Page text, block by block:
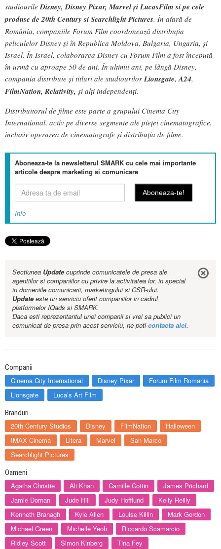
studiourile Disney, Disney Pixar, Marvel și LucasFilm si pe cele
produse de 20th Century si Searchlight Pictures. În afară de
România, companiile Forum Film coordonează distribuţia
peliculelor Disney şi în Republica Moldova, Bulgaria, Ungaria, şi
Israel. În Israel, colaborarea Disney cu Forum Film a fost începută
în urmă cu aproape 50 de ani. În ultimii ani, pe lângă Disney,
compania distribuie şi titluri ale studiourilor Lionsgate, A24,
FilmNation, Relativity, şi alţi independenţi.
Distribuitorul de filme este parte a grupului Cinema City
International, activ pe diverse segmente ale pieţei cinematografice,
inclusiv operarea de cinematografe şi distribuţia de filme.
Aboneaza-te la newsletterul SMARK cu cele mai importante
articole despre marketing si comunicare
Info
Sectiunea Updatecuprinde comunicatele de presa ale
agentiilor si companiilor cu privire la activitatea lor, in special
in domeniile comunicarii, marketingului si CSR-ului.
Updateeste un serviciu oferit companiilor in cadrul
platformelor IQads si SMARK.
Daca esti reprezentantul unei companii si vrei sa publici un
comunicat de presa prin acest serviciu, ne poticontacta aici.
Companii
Cinema City International Disney Pixar
Forum Film Romania
Lionsgate
Luca’s Art Film
Branduri
20th Century Studios Disney FilmNation
Halloween
IMAX Cinema
Litera Marvel
San Marco
Searchlight Pictures
Oameni
Agatha Christie Ali Khan Camille Cottin
James Prichard
Jamie Dornan
Jude Hill Judy Hofflund
Kelly Reilly
Kenneth Branagh
Kyle Allen Louise Killin
Mark Gordon
Michael Green
Michelle Yeoh
Riccardo Scamarcio
Ridley Scott
Simon Kinberg Tina Fey